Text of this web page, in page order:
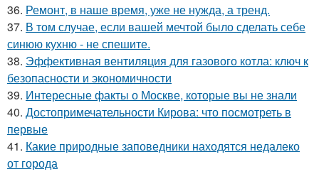
36. Ремонт, в наше время, уже не нужда, а тренд.
37. В том случае, если вашей мечтой было сделать себе
синюю кухню - не спешите.
38. Эффективная вентиляция для газового котла: ключ к
безопасности и экономичности
39. Интересные факты о Москве, которые вы не знали
40. Достопримечательности Кирова: что посмотреть в
первые
41. Какие природные заповедники находятся недалеко
от города